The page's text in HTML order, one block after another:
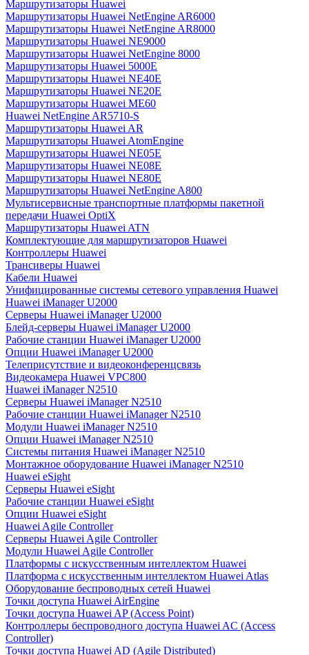
Маршрутизаторы Huawei
Маршрутизаторы Huawei NetEngine AR6000
Маршрутизаторы Huawei NetEngine AR8000
Маршрутизаторы Huawei NE9000
Маршрутизаторы Huawei NetEngine 8000
Маршрутизаторы Huawei 5000E
Маршрутизаторы Huawei NE40E
Маршрутизаторы Huawei NE20E
Маршрутизаторы Huawei ME60
Huawei NetEngine AR5710-S
Маршрутизаторы Huawei AR
Маршрутизаторы Huawei AtomEngine
Маршрутизаторы Huawei NE05E
Маршрутизаторы Huawei NE08E
Маршрутизаторы Huawei NE80E
Маршрутизаторы Huawei NetEngine A800
Мультисервисные транспортные платформы пакетной
передачи Huawei OptiX
Маршрутизаторы Huawei ATN
Комплектующие для маршрутизаторов Huawei
Контроллеры Huawei
Трансиверы Huawei
Кабели Huawei
Унифицированные системы сетевого управления Huawei
Huawei iManager U2000
Серверы Huawei iManager U2000
Блейд-серверы Huawei iManager U2000
Рабочие станции Huawei iManager U2000
Опции Huawei iManager U2000
Телеприсутствие и видеоконференцсвязь
Видеокамера Huawei VPC800
Huawei iManager N2510
Серверы Huawei iManager N2510
Рабочие станции Huawei iManager N2510
Модули Huawei iManager N2510
Опции Huawei iManager N2510
Системы питания Huawei iManager N2510
Монтажное оборудование Huawei iManager N2510
Huawei eSight
Серверы Huawei eSight
Рабочие станции Huawei eSight
Опции Huawei eSight
Huawei Agile Controller
Серверы Huawei Agile Controller
Модули Huawei Agile Controller
Платформы с искусственным интеллектом Huawei
Платформа с искусственным интеллектом Huawei Atlas
Оборудование беспроводных сетей Huawei
Точки доступа Huawei AirEngine
Точки доступа Huawei AP (Access Point)
Контроллеры беспроводного доступа Huawei AC (Access
Controller)
Точки доступа Huawei AD (Agile Distributed)